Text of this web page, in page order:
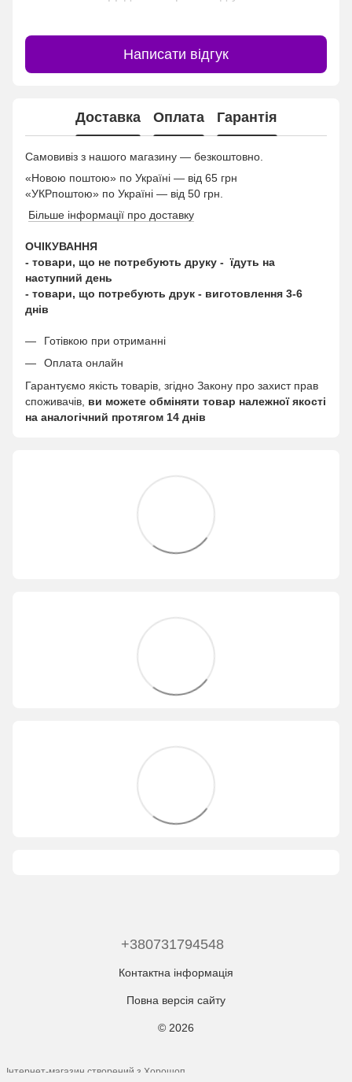
Написати відгук
Доставка Оплата Гарантія
Самовивіз з нашого магазину — безкоштовно.
«Новою поштою» по Україні — від 65 грн
«УКРпоштою» по Україні — від 50 грн.
Більше інформації про доставку
ОЧІКУВАННЯ
- товари, що не потребують друку - їдуть на
наступний день
- товари, що потребують друк - виготовлення 3-6
днів
Готівкою при отриманні
Оплата онлайн
Гарантуємо якість товарів, згідно Закону про захист прав
споживачів, ви можете обміняти товар належної якості
на аналогічний протягом 14 днів
+380731794548
Контактна інформація
Повна версія сайту
© 2026
Інтернет-магазин створений з Хорошоп